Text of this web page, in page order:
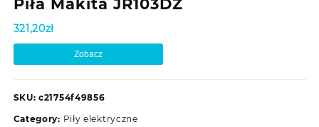
Piła Makita JR103DZ
321,20zł
Zobacz
SKU: c21754f49856
Category: Piły elektryczne